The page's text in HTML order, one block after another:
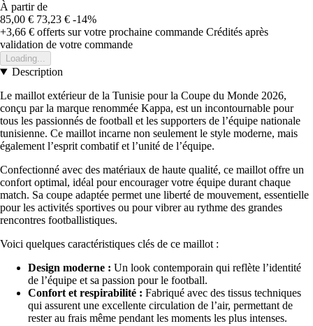
À partir de
85,00 € 73,23 € -14%
+3,66 € offerts sur votre prochaine commande Crédités après
validation de votre commande
Loading...
Description
Le maillot extérieur de la Tunisie pour la Coupe du Monde 2026,
conçu par la marque renommée Kappa, est un incontournable pour
tous les passionnés de football et les supporters de l’équipe nationale
tunisienne. Ce maillot incarne non seulement le style moderne, mais
également l’esprit combatif et l’unité de l’équipe.
Confectionné avec des matériaux de haute qualité, ce maillot offre un
confort optimal, idéal pour encourager votre équipe durant chaque
match. Sa coupe adaptée permet une liberté de mouvement, essentielle
pour les activités sportives ou pour vibrer au rythme des grandes
rencontres footballistiques.
Voici quelques caractéristiques clés de ce maillot :
Design moderne : Un look contemporain qui reflète l’identité
de l’équipe et sa passion pour le football.
Confort et respirabilité : Fabriqué avec des tissus techniques
qui assurent une excellente circulation de l’air, permettant de
rester au frais même pendant les moments les plus intenses.